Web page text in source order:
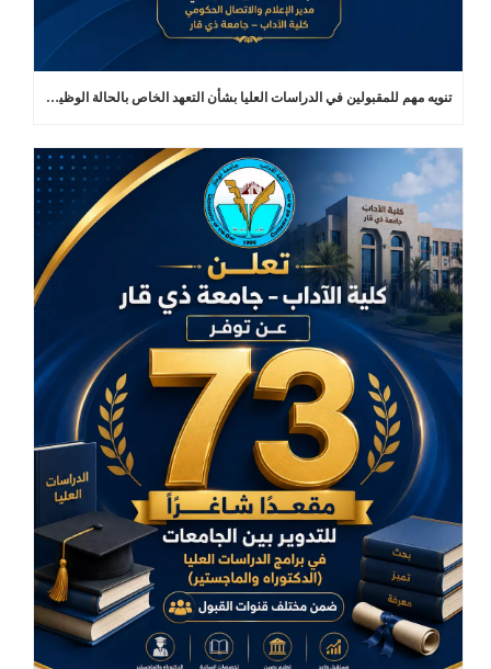
تنويه مهم للمقبولين في الدراسات العليا بشأن التعهد الخاص بالحالة الوظيفية